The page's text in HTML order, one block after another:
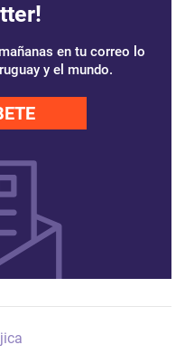
en tu correo lo
y el mundo.